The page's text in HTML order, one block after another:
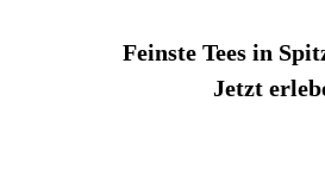
Feinste Tees in
Jetzt